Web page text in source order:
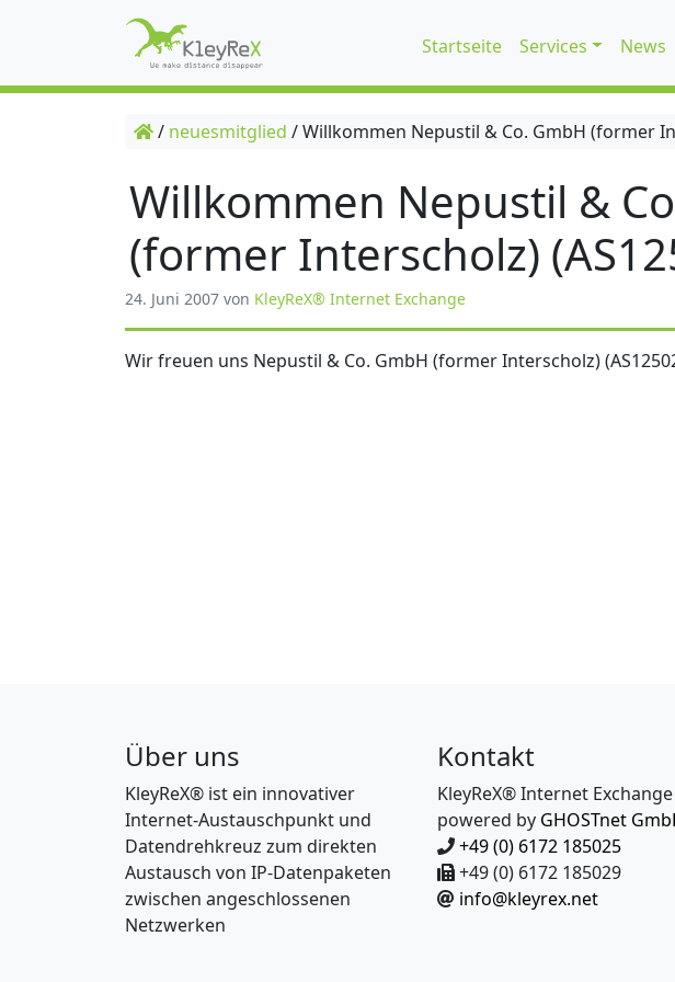
Startseite Services News
/ neuesmitglied /Willkommen Nepustil & Co. GmbH (former
Willkommen Nepustil &
(former Interscholz)
24. Juni 2007 von KleyReX® Internet Exchange
Wir freuen uns Nepustil & Co. GmbH (former Interscholz)
Über uns
KleyReX® ist ein innovativer
Internet-Austauschpunkt und
Datendrehkreuz zum direkten
Austausch von IP-Datenpaketen
zwischen angeschlossenen
Netzwerken
Kontakt
KleyReX® Internet Exchange
powered by GHOSTnet
+49 (0) 6172 185025
+49 (0) 6172 185029
info@kleyrex.net